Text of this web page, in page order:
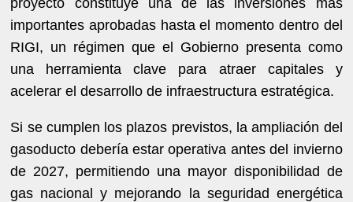
importantes aprobadas hasta el momento dentro del
RIGI, un régimen que el Gobierno presenta como
una herramienta clave para atraer capitales y
acelerar el desarrollo de infraestructura estratégica.
Si se cumplen los plazos previstos, la ampliación del
gasoducto debería estar operativa antes del invierno
de 2027, permitiendo una mayor disponibilidad de
gas nacional y mejorando la seguridad energética